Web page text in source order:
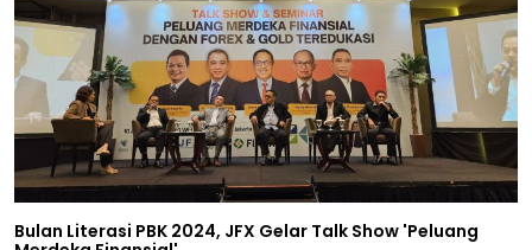
Bulan Literasi PBK 2024, JFX Gelar Talk Show 'Peluang